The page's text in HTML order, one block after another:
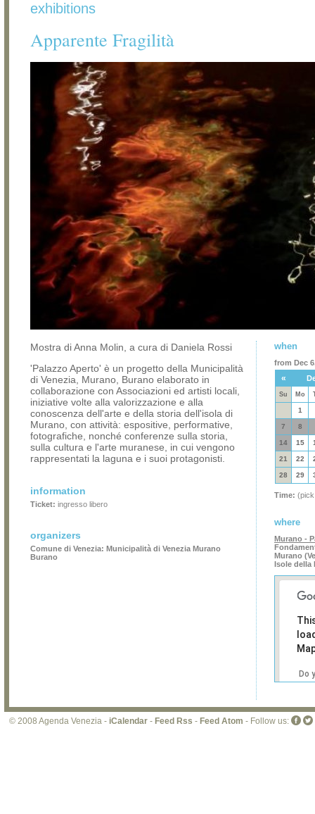
exhibitions
Apparente Fragilità
Mostra di Anna Molin, a cura di Daniela Rossi
'Palazzo Aperto' è un progetto della Municipalità
di Venezia, Murano, Burano elaborato in
collaborazione con Associazioni ed artisti locali,
iniziative volte alla valorizzazione e alla
conoscenza dell'arte e della storia dell'isola di
Murano, con attività: espositive, performative,
fotografiche, nonché conferenze sulla storia,
sulla cultura e l'arte muranese, in cui vengono
rappresentati la laguna e i suoi protagonisti.
information
Ticket: ingresso libero
organizers
Comune di Venezia: Municipalità di Venezia Murano
Burano
when
from Dec
«
Su Mo
1
7 8
14 15
21 22
28 29
Time:
where
Murano -
Murano
Isole della
Do
© 2008 Agenda Venezia - iCalendar - Feed Rss - Feed Atom - Follow us: